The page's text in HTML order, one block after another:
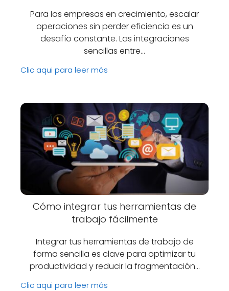
Para las empresas en crecimiento, escalar
operaciones sin perder eficiencia es un
desafío constante. Las integraciones
sencillas entre…
Clic aqui para leer más
Cómo integrar tus herramientas de
trabajo fácilmente
Integrar tus herramientas de trabajo de
forma sencilla es clave para optimizar tu
productividad y reducir la fragmentación…
Clic aqui para leer más